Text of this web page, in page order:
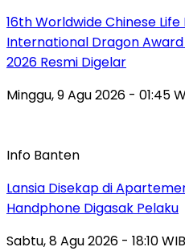
16th Worldwide Chinese
International Dragon
2026 Resmi Digelar
Minggu, 9 Agu 2026 - 01:45
Info Banten
Lansia Disekap di
Handphone Digasak Pelaku
Sabtu, 8 Agu 2026 - 18:10 WIB